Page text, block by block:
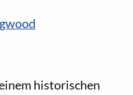
historischen